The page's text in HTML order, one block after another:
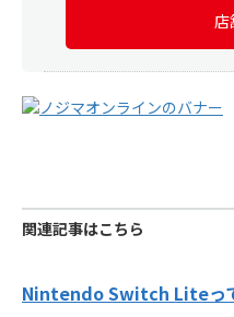
店
関連記事はこちら
Nintendo Switch Liteっ